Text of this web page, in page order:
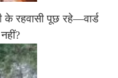
के रहवासी पूछ रहे—वार्ड